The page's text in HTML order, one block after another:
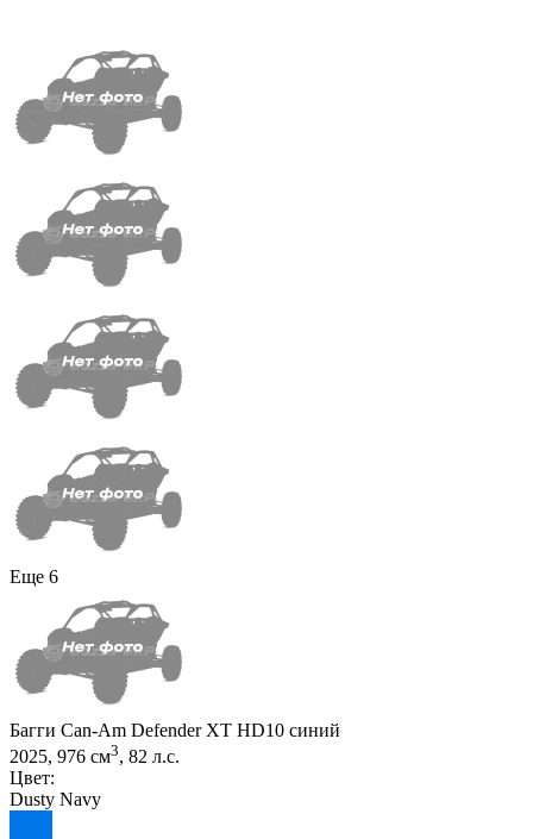
Еще 6
Багги Can-Am Defender XT HD10 синий
2025, 976 см3, 82 л.с.
Цвет:
Dusty Navy